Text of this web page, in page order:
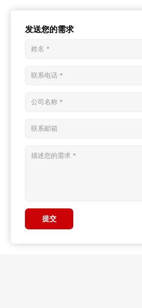
发送您的需求
提交